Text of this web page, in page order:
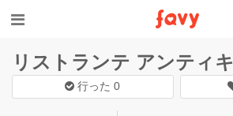
リストランテ アンティキ
行った0